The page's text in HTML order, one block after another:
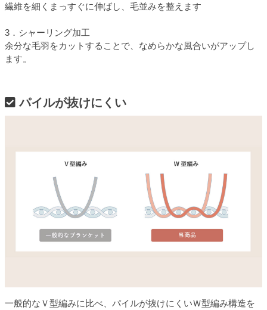
繊維を細くまっすぐに伸ばし、毛並みを整えます
3．シャーリング加工
余分な毛羽をカットすることで、なめらかな風合いがアップし
ます。
パイルが抜けにくい
一般的なＶ型編みに比べ、パイルが抜けにくいＷ型編み構造を